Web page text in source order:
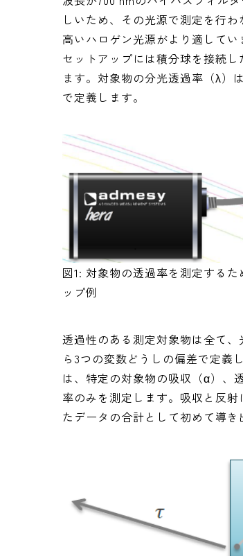
しいため、その光源で測定を行
高いハロゲン光源がより適して
セットアップには積分球を接続
ます。対象物の分光透過率（λ）
で定義します。
図1: 対象物の透過率を測定する
ップ例
透過性のある測定対象物は全て
ら3つの変数どうしの偏差で定義
は、特定の対象物の吸収（α）、
率のみを測定します。吸収と反
たデータの合計として初めて導き